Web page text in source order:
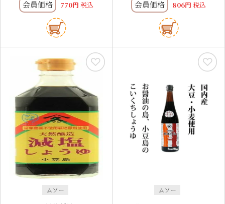
会員価格 770 税込 会員価格 806 税込
ムソー ムソー